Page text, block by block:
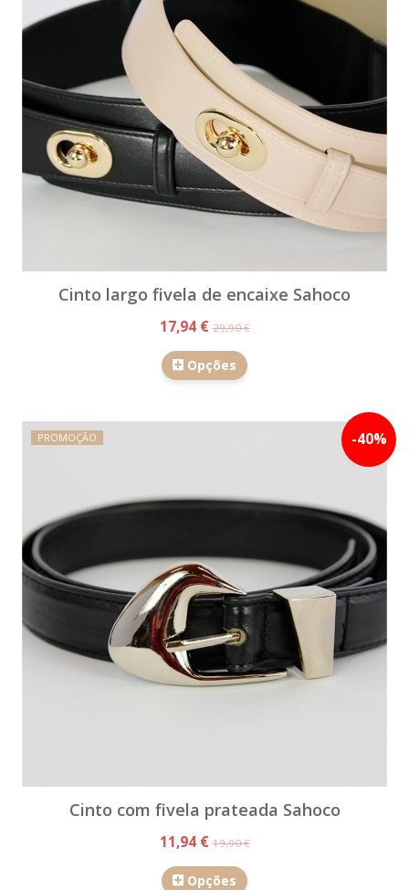
Cinto largo fivela de encaixe Sahoco
17,94 €29,90 €
Opções
-40%
PROMOÇÃO
Cinto com fivela prateada Sahoco
11,94 €19,90 €
Opções